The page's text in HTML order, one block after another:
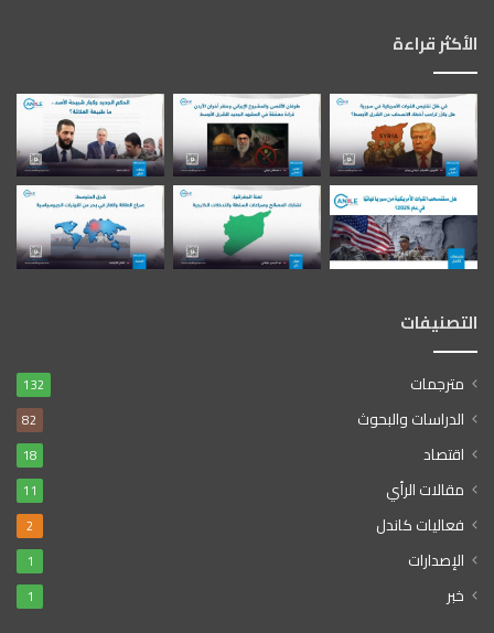
الأكثر قراءة
التصنيفات
مترجمات 132
الدراسات والبحوث 82
اقتصاد 18
مقالات الرأي 11
فعاليات كاندل 2
الإصدارات 1
خبر 1